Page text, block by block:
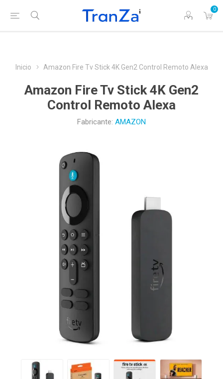
0
Inicio Amazon Fire Tv Stick 4K Gen2 Control Remoto Alexa
Amazon Fire Tv Stick 4K Gen2
Control Remoto Alexa
Fabricante: AMAZON